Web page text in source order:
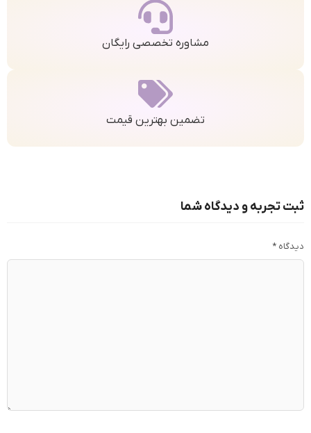
مشاوره تخصصی رایگان
تضمین بهترین قیمت
ثبت تجربه و دیدگاه شما
دیدگاه *